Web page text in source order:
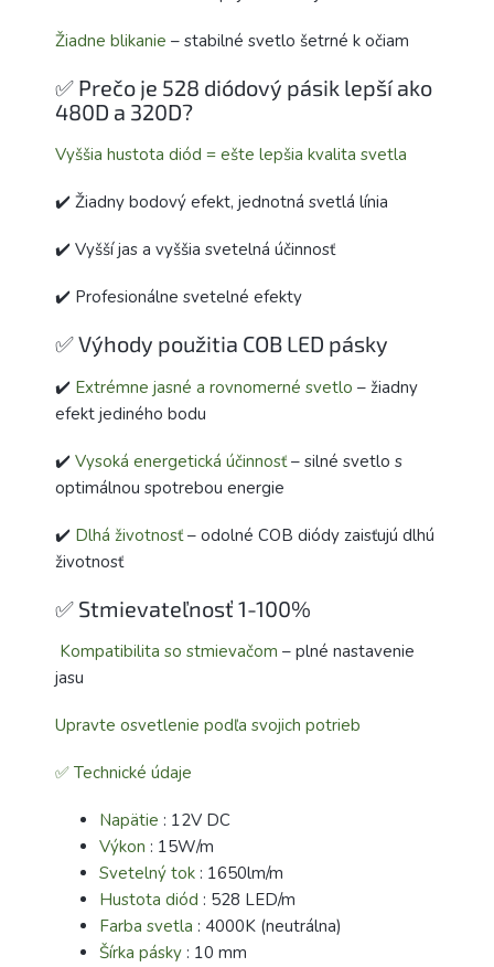
Žiadne blikanie – stabilné svetlo šetrné k očiam
✅ Prečo je 528 diódový pásik lepší ako
480D a 320D?
Vyššia hustota diód = ešte lepšia kvalita svetla
✔️ Žiadny bodový efekt, jednotná svetlá línia
✔️ Vyšší jas a vyššia svetelná účinnosť
✔️ Profesionálne svetelné efekty
✅ Výhody použitia COB LED pásky
✔️ Extrémne jasné a rovnomerné svetlo – žiadny
efekt jediného bodu
✔️ Vysoká energetická účinnosť– silné svetlo s
optimálnou spotrebou energie
✔️ Dlhá životnosť– odolné COB diódy zaisťujú dlhú
životnosť
✅ Stmievateľnosť 1-100%
Kompatibilita so stmievačom – plné nastavenie
jasu
Upravte osvetlenie podľa svojich potrieb
✅ Technické údaje
Napätie : 12V DC
Výkon : 15W/m
Svetelný tok : 1650lm/m
Hustota diód : 528 LED/m
Farba svetla : 4000K (neutrálna)
Šírka pásky : 10 mm